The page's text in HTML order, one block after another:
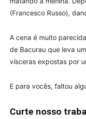
(Francesco Russo),
A cena é muito
de Bacurau que leva
vísceras expostas por
E para vocês, faltou
Curte nosso